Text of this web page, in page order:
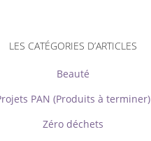
LES CATÉGORIES D’ARTICLES
Beauté
PAN (Produits à terminer)
Zéro déchets